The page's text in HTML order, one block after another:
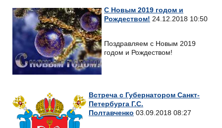
С Новым 2019 годом и
Рождеством! 24.12.2018 10:50
Поздравляем с Новым 2019
годом и Рождеством!
Встреча с Губернатором Санкт-
Петербурга Г.С.
Полтавченко 03.09.2018 08:27